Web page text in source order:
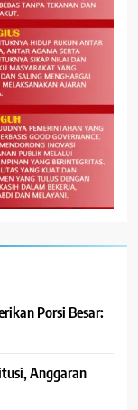
Porsi Besar:
Anggaran